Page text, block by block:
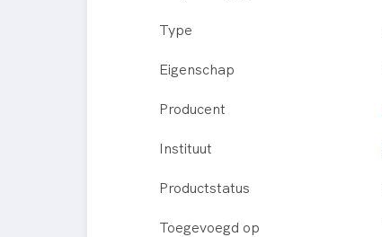
Type
Eigenschap
Producent
Instituut
Productstatus
Toegevoegd op